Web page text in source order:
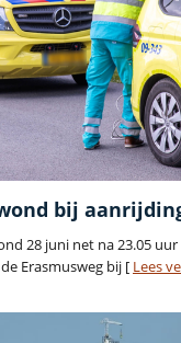
bij
28 juni net na 23.05
Erasmusweg bij [ Lees